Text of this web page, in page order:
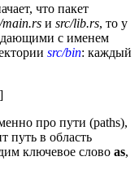
что пакет
main.rsи src/lib.rs, то у
с именем
src/bin: каждый
про пути (paths),
путь в область
ключевое слово as,